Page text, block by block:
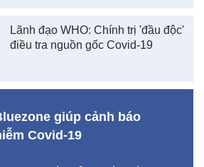
Lãnh đạo WHO: Chính trị 'đầu độc'
điều tra nguồn gốc Covid-19
giúp cảnh báo
Covid-19